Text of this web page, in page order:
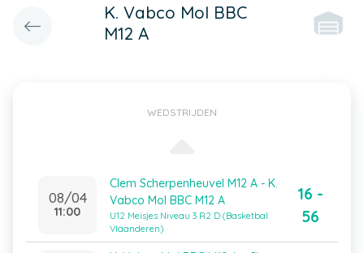
K. Vabco Mol BBC
M12 A
WEDSTRIJDEN
08/04
11:00
Clem Scherpenheuvel M12 A - K.
Vabco Mol BBC M12 A
U12 Meisjes Niveau 3 R2 D (Basketbal
Vlaanderen)
16 -
56